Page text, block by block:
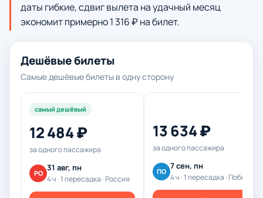
даты гибкие, сдвиг вылета на удачный месяц
экономит примерно 1 316 ₽ на билет.
Дешёвые билеты
Самые дешёвые билеты в одну сторону
самый дешёвый
12 484 ₽
за одного пассажира
РО
31 авг, пн
4 ч · 1 пересадка · Россия
13 634 ₽
за одного пассажира
ПО
7 сен, пн
4 ч · 1 пересадка · Победа